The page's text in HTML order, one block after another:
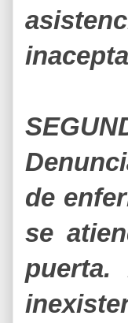
de
se
puerta.